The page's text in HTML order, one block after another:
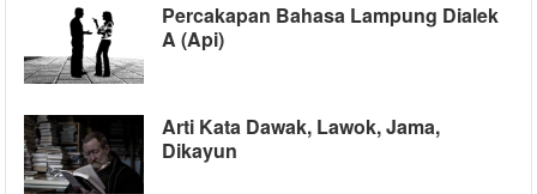
Percakapan Bahasa Lampung Dialek
A (Api)
Arti Kata Dawak, Lawok, Jama,
Dikayun